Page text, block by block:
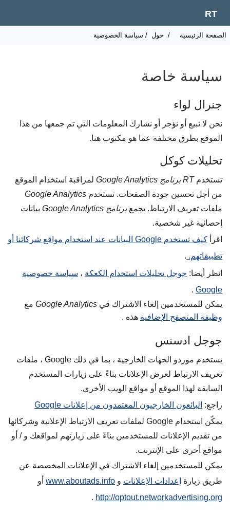
RT
الرئيسية حول / سياسة الخصوصية
سياسة خاصة
جنرال لواء
نحن لا نبيع أو نؤجر أو نشارك المعلومات التي تم جمعها من هذا
الموقع بطرق مختلفة عما هو مكتوب هنا.
تحليلات كوكل
تستخدمRT برنامج Google Analytics
لمراقبة استخدام الموقع
من أجل تحسين جودة الصفحات. تستخدمGoogle Analytics
ملفات تعريف الارتباط. يجمعبرنامج Google Analytics
بيانات
إحصائية غير شخصية.
اقرأ
كيف تستخدم Google البيانات عند استخدام مواقع شركائنا أو
تطبيقاتهم..
انظر أيضا:جوجل تحليلات استخدام الكعكة، سياسة خصوصية
Google
.
يمكن للمستخدمين إلغاء الاشتراك في Google Analyticsمع
وظيفة المتصفح الإضافيةهذه .
جوجل ادسنس
يستخدم موردو الجهات الخارجية ، بما في ذلك Google ، ملفات
تعريف الارتباط لعرض الإعلانات بناءً على زيارات المستخدم
السابقة لهذا الموقع أو مواقع الويب الأخرى.
راجع:البائعون الخارجيون المعتمدون من إعلانات Google
يمكّن استخدام Google لملفات تعريف الارتباط الإعلانية وشركائها
من تقديم الإعلانات للمستخدمين بناءً على زيارتهم لمواقعك و / أو
مواقع أخرى على الإنترنت.
يمكن للمستخدمين إلغاء الاشتراك في الإعلانات المخصصة عن
طريق زيارةإعدادات الإعلاناتو www.aboutads.infoأو
http://optout.networkadvertising.org
.